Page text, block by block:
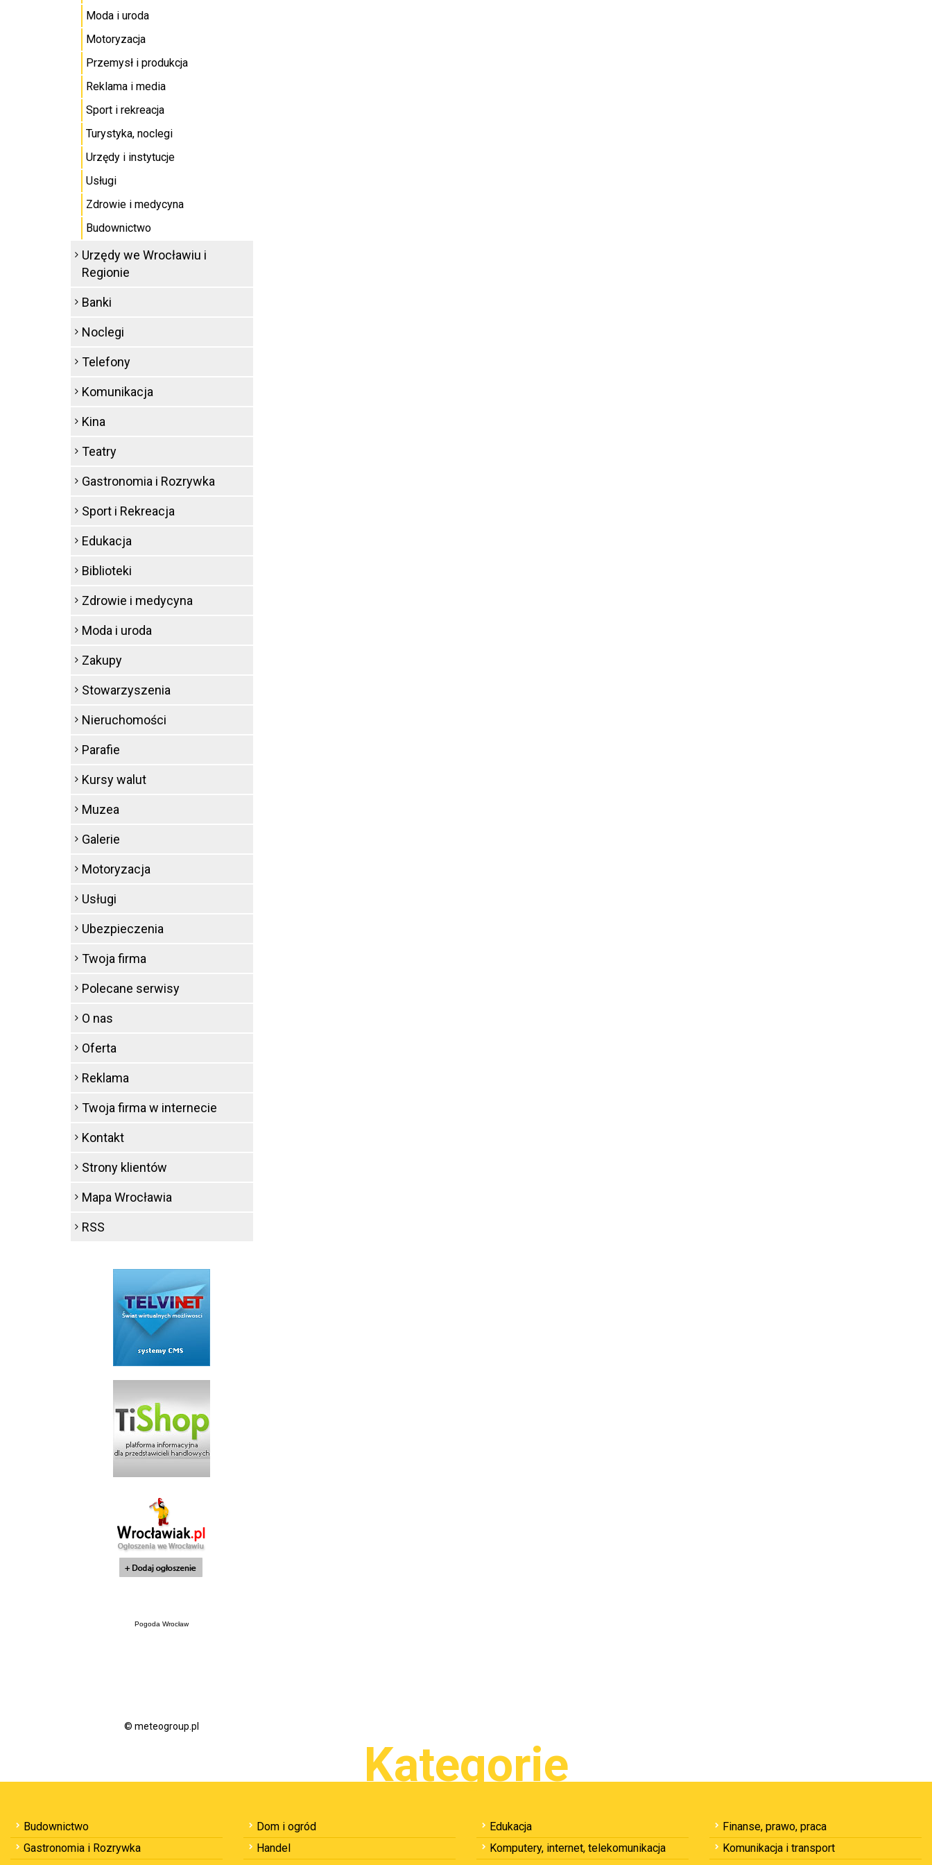
Moda i uroda
Motoryzacja
Przemysł i produkcja
Reklama i media
Sport i rekreacja
Turystyka, noclegi
Urzędy i instytucje
Usługi
Zdrowie i medycyna
Budownictwo
Urzędy we Wrocławiu i
Regionie
Banki
Noclegi
Telefony
Komunikacja
Kina
Teatry
Gastronomia i Rozrywka
Sport i Rekreacja
Edukacja
Biblioteki
Zdrowie i medycyna
Moda i uroda
Zakupy
Stowarzyszenia
Nieruchomości
Parafie
Kursy walut
Muzea
Galerie
Motoryzacja
Usługi
Ubezpieczenia
Twoja firma
Polecane serwisy
O nas
Oferta
Reklama
Twoja firma w internecie
Kontakt
Strony klientów
Mapa Wrocławia
RSS
Pogoda Wrocław
© meteogroup.pl
Kategorie
Budownictwo Dom i ogród Edukacja
Finanse, prawo, praca
Gastronomia i Rozrywka
Handel Komputery, internet, telekomunikacja
Komunikacja i transport